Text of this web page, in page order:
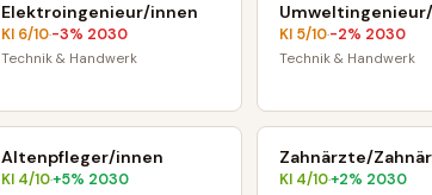
Elektroingenieur/innen
KI 6/10·-3% 2030
Technik & Handwerk
KI 5/10·-2% 2030
Technik & Handwerk
Altenpfleger/innen
KI 4/10·+5% 2030
Zahnärzte/
KI 4/10·+2% 2030